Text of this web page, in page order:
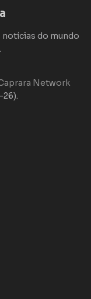
notícias do mundo
Network
26).